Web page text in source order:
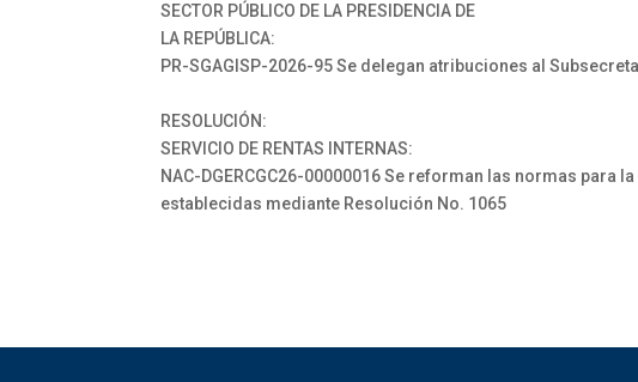
SECTOR PÚBLICO DE LA PRESIDENCIA DE
LA REPÚBLICA:
PR-SGAGISP-2026-95 Se delegan atribuciones al
RESOLUCIÓN:
SERVICIO DE RENTAS INTERNAS:
NAC-DGERCGC26-00000016 Se reforman las normas
establecidas mediante Resolución No. 1065